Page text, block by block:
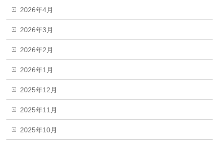
2026年4月
2026年3月
2026年2月
2026年1月
2025年12月
2025年11月
2025年10月